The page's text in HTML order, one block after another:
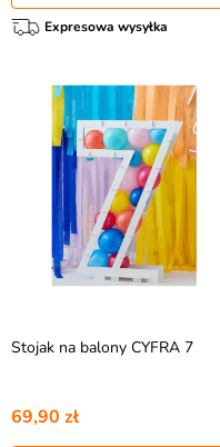
Expresowa wysyłka
Stojak na balony CYFRA 7
69,90 zł